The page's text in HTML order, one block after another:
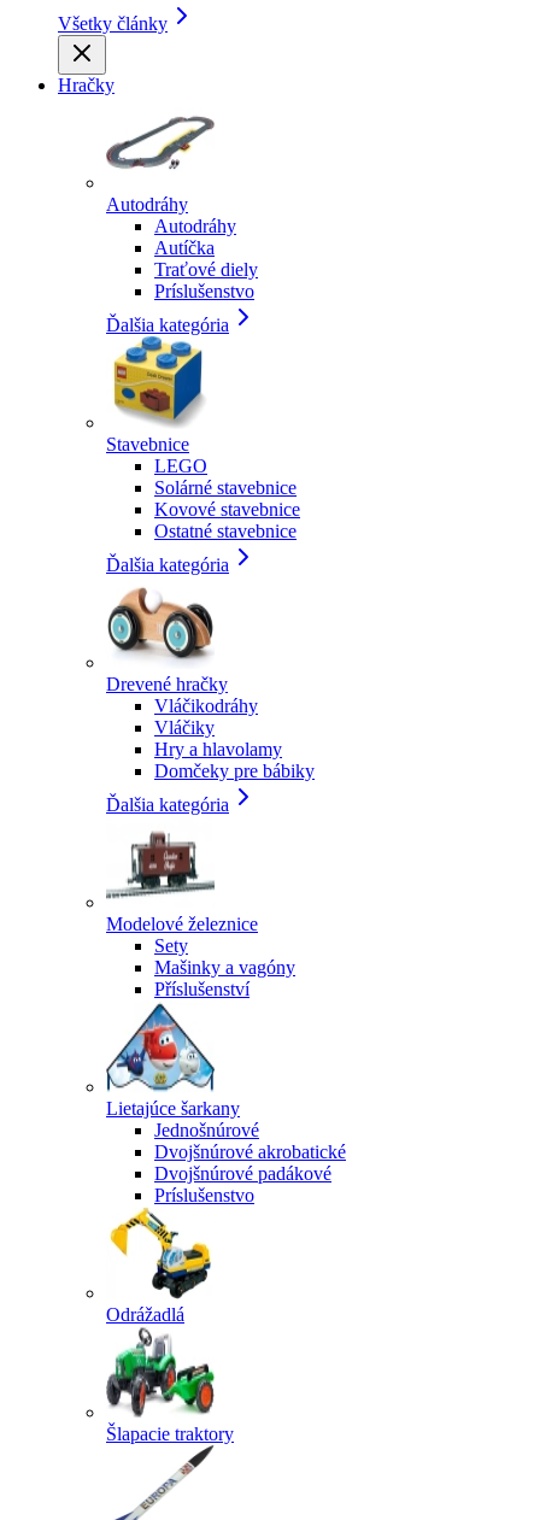
Všetky články
Hračky
Autodráhy
Autodráhy
Autíčka
Traťové diely
Príslušenstvo
Ďalšia kategória
Stavebnice
LEGO
Solárné stavebnice
Kovové stavebnice
Ostatné stavebnice
Ďalšia kategória
Drevené hračky
Vláčikodráhy
Vláčiky
Hry a hlavolamy
Domčeky pre bábiky
Ďalšia kategória
Modelové železnice
Sety
Mašinky a vagóny
Příslušenství
Lietajúce šarkany
Jednošnúrové
Dvojšnúrové akrobatické
Dvojšnúrové padákové
Príslušenstvo
Odrážadlá
Šlapacie traktory